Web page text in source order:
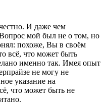
И даже чем
мой был не о том, но
похоже, Вы в своём
всё, что может быть
именно так. Имея опыт
не могу не
указание на
что может быть не